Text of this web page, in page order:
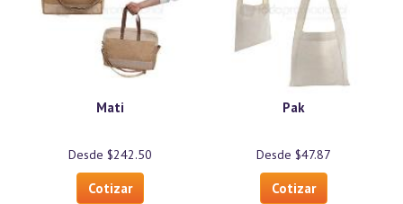
Mati
Desde $242.50
Cotizar
Pak
Desde $47.87
Cotizar